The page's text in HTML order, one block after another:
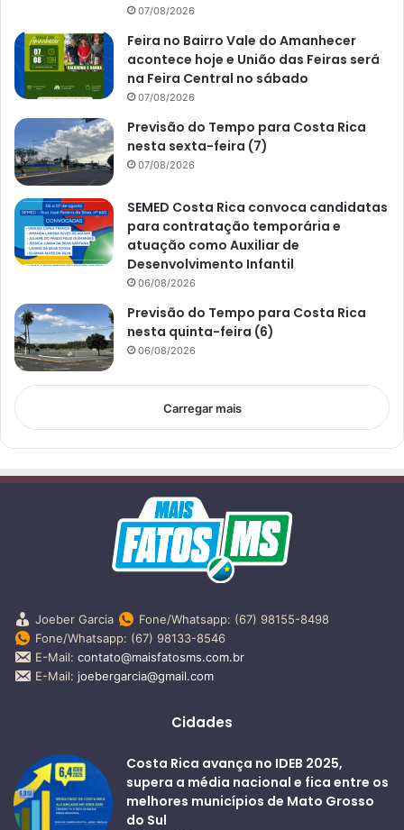
07/08/2026
Feira no Bairro Vale do Amanhecer
acontece hoje e União das Feiras será
na Feira Central no sábado
07/08/2026
Previsão do Tempo para Costa Rica
nesta sexta-feira (7)
07/08/2026
SEMED Costa Rica convoca candidatas
para contratação temporária e
atuação como Auxiliar de
Desenvolvimento Infantil
06/08/2026
Previsão do Tempo para Costa Rica
nesta quinta-feira (6)
06/08/2026
Carregar mais
Joeber Garcia
Fone/Whatsapp: (67) 98155-8498
Fone/Whatsapp: (67) 98133-8546
E-Mail: contato@maisfatosms.com.br
E-Mail: joebergarcia@gmail.com
Cidades
Costa Rica avança no IDEB 2025,
supera a média nacional e fica entre os
melhores municípios de Mato Grosso
do Sul